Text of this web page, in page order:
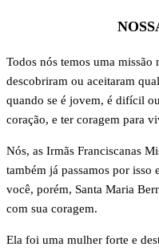
Todos nós temos uma
descobriram ou aceitaram
quando se é jovem, é difícil
coração, e ter coragem para
Nós, as Irmãs Franciscanas
também já passamos por isso
você, porém, Santa Maria
com sua coragem.
Ela foi uma mulher forte e